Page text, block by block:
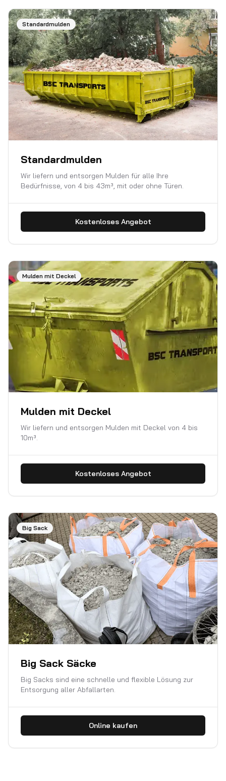
Standardmulden
Standardmulden
Wir liefern und entsorgen Mulden für alle Ihre
Bedürfnisse, von 4 bis 43m³, mit oder ohne Türen.
Kostenloses Angebot
Mulden mit Deckel
Mulden mit Deckel
Wir liefern und entsorgen Mulden mit Deckel von 4 bis
10m³.
Kostenloses Angebot
Big Sack
Big Sack Säcke
Big Sacks sind eine schnelle und flexible Lösung zur
Entsorgung aller Abfallarten.
Online kaufen